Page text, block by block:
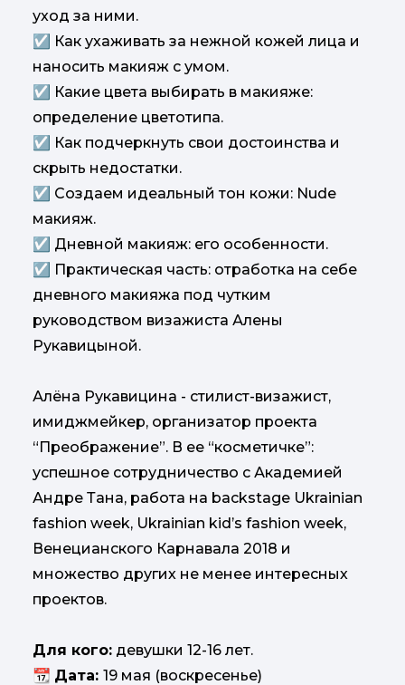
уход за ними.
☑ Как ухаживать за нежной кожей лица и
наносить макияж с умом.
☑ Какие цвета выбирать в макияже:
определение цветотипа.
☑ Как подчеркнуть свои достоинства и
скрыть недостатки.
☑ Создаем идеальный тон кожи: Nude
макияж.
☑ Дневной макияж: его особенности.
☑ Практическая часть: отработка на себе
дневного макияжа под чутким
руководством визажиста Алены
Рукавицыной.
Алёна Рукавицина - стилист-визажист,
имиджмейкер, организатор проекта
“Преображение”. В ее “косметичке”:
успешное сотрудничество с Академией
Андре Тана, работа на backstage Ukrainian
fashion week, Ukrainian kid’s fashion week,
Венецианского Карнавала 2018 и
множество других не менее интересных
проектов.
Для кого: девушки 12-16 лет.
📆 Дата: 19 мая (воскресенье)